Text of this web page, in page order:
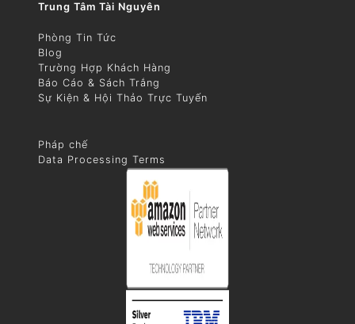
Trung Tâm Tài Nguyên
Phòng Tin Tức
Blog
Trường Hợp Khách Hàng
Báo Cáo & Sách Trắng
Sự Kiện & Hội Thảo Trực Tuyến
Pháp chế
Data Processing Terms